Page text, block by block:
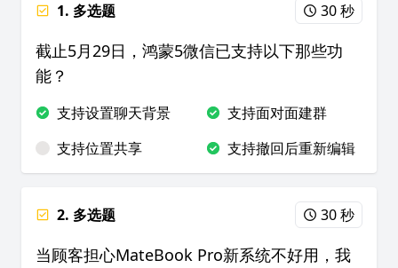
1. 多选题 30 秒
截止5月29日，鸿蒙5微信已支持以下那些功
能？
支持设置聊天背景
支持面对面建群
支持位置共享
支持撤回后重新编辑
2. 多选题 30 秒
当顾客担心MateBook Pro新系统不好用，我